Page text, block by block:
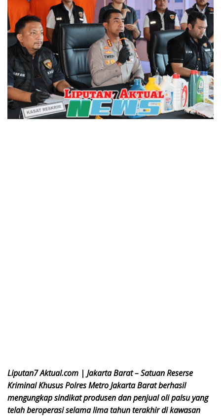
Liputan7 Aktual.com | Jakarta Barat – Satuan Reserse
Kriminal Khusus Polres Metro Jakarta Barat berhasil
mengungkap sindikat produsen dan penjual oli palsu yang
telah beroperasi selama lima tahun terakhir di kawasan